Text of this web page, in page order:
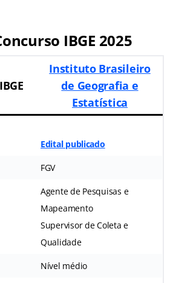
IBGE 2025
Instituto Brasileiro
de Geografia e
Estatística
Edital publicado
FGV
Agente de Pesquisas e
Mapeamento
Supervisor de Coleta e
Qualidade
Nível médio